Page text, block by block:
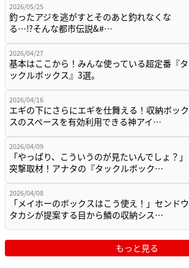
2026/05/25
釣ったアジを逃がすとそのあと釣れなくな
る…⁉そんな都市伝説&#…
2026/04/27
基本はここから！みんな使っている超定番『タ
ックルボックス』3選。
2026/04/16
エギの下にさらにエギを仕舞える！収納ボック
スのスペースを有効利用できる神アイ…
2026/04/09
「やっぱり、こういうのが見たいんでしょ？」
突撃取材！アナタの『タックルボック…
2026/04/08
「メイホーのボックスはこう使え！」センドウ
タカシが提案する目から鱗の収納シス…
もっと見る